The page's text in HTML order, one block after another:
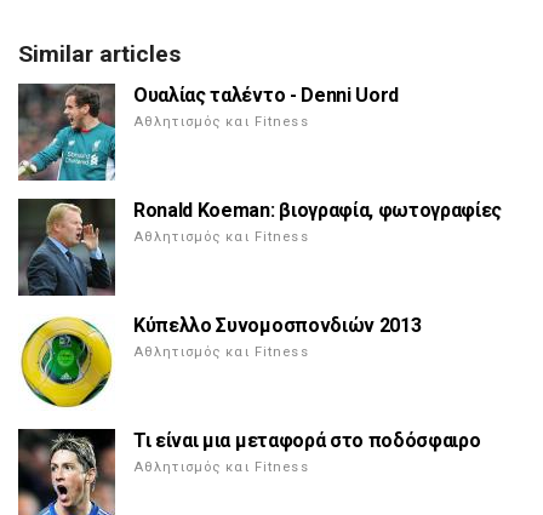
Similar articles
Ουαλίας ταλέντο - Denni Uord
Αθλητισμός και Fitness
Ronald Koeman: βιογραφία, φωτογραφίες
Αθλητισμός και Fitness
Κύπελλο Συνομοσπονδιών 2013
Αθλητισμός και Fitness
Τι είναι μια μεταφορά στο ποδόσφαιρο
Αθλητισμός και Fitness